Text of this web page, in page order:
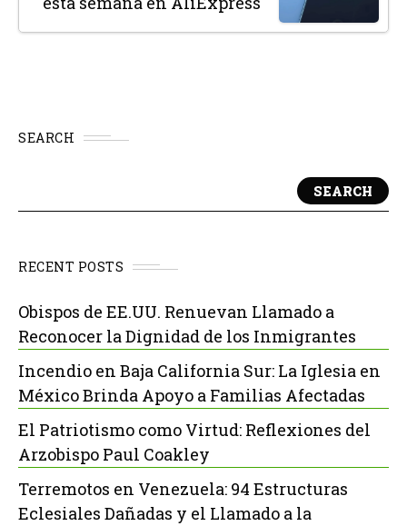
SEARCH
SEARCH
RECENT POSTS
Obispos de EE.UU. Renuevan Llamado a
Reconocer la Dignidad de los Inmigrantes
Incendio en Baja California Sur: La Iglesia en
México Brinda Apoyo a Familias Afectadas
El Patriotismo como Virtud: Reflexiones del
Arzobispo Paul Coakley
Terremotos en Venezuela: 94 Estructuras
Eclesiales Dañadas y el Llamado a la